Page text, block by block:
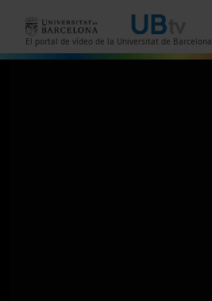
El portal de vídeo de la Universitat de Barcelona